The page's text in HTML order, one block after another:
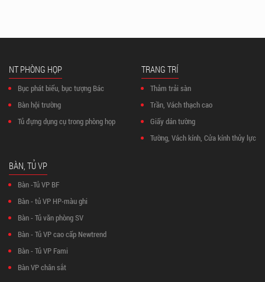
NT PHÒNG HỌP
Bục phát biểu, bục tượng Bác
Bàn hội trường
Tủ đựng dụng cụ trong phòng họp
TRANG TRÍ
Thảm trải sàn
Trần, Vách thạch cao
Giấy dán tường
Tường, Vách kính, Cửa kính thủy lực
BÀN, TỦ VP
Bàn -Tủ VP BF
Bàn - tủ VP HP-màu ghi
Bàn - Tủ văn phòng SV
Bàn - Tủ VP cao cấp Newtrend
Bàn - Tủ VP Fami
Bàn VP chân sắt